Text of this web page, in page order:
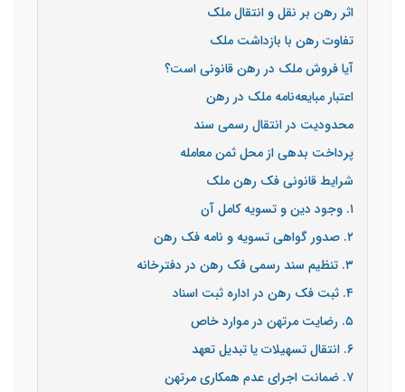
اثر رهن بر نقل و انتقال ملک
تفاوت رهن با بازداشت ملک
آیا فروش ملک در رهن قانونی است؟
اعتبار مبایعه‌نامه ملک در رهن
محدودیت در انتقال رسمی سند
پرداخت بدهی از محل ثمن معامله
شرایط قانونی فک رهن ملک
۱. وجود دین و تسویه کامل آن
۲. صدور گواهی تسویه و نامه فک رهن
۳. تنظیم سند رسمی فک رهن در دفترخانه
۴. ثبت فک رهن در اداره ثبت اسناد
۵. رضایت مرتهن در موارد خاص
۶. انتقال تسهیلات یا تبدیل تعهد
۷. ضمانت اجرای عدم همکاری مرتهن